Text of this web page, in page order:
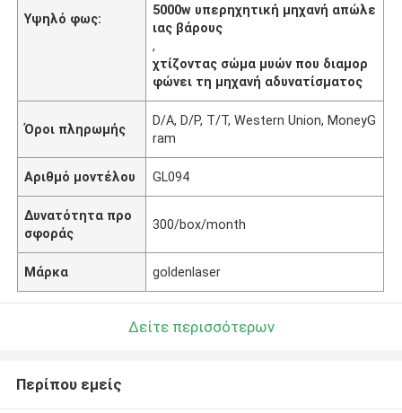
Υψηλό φως:
5000w υπερηχητική μηχανή απώλε
ιας βάρους
,
χτίζοντας σώμα μυών που διαμορ
φώνει τη μηχανή αδυνατίσματος
Όροι πληρωμής
D/A, D/P, T/T, Western Union, MoneyG
ram
Αριθμό μοντέλου GL094
Δυνατότητα προ
σφοράς
300/box/month
Μάρκα goldenlaser
Δείτε περισσότερων
Περίπου εμείς